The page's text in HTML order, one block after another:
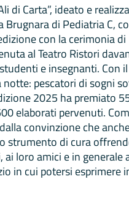
di Carta”, ideato e
Brugnara di Pediatria C,
con la cerimonia di
al Teatro Ristori
e insegnanti. Con
notte: pescatori di sogni
2025 ha premiato
elaborati pervenuti.
convinzione che
strumento di cura
ai loro amici e in generale
in cui potersi esprimere